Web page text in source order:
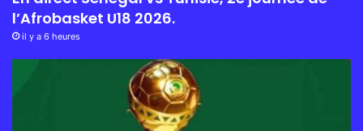
l’Afrobasket U18 2026.
il y a 6 heures